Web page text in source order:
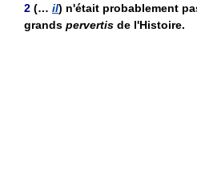
2 (… il) n'était probablement
grands pervertis de l'Histoire.